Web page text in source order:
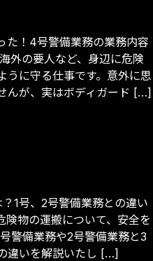
た！4号警備業務の業務内容
外の要人など、身辺に危険
うに守る仕事です。意外に思
んが、実はボディガード […]
1号、2号警備業務との違い
物の運搬について、安全を
警備業務や2号警備業務と3
違いを解説いたし […]